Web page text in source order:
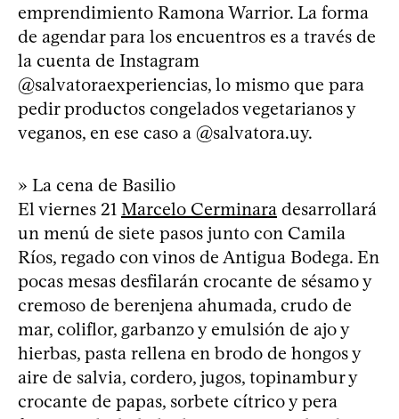
emprendimiento Ramona Warrior. La forma
de agendar para los encuentros es a través de
la cuenta de Instagram
@salvatoraexperiencias, lo mismo que para
pedir productos congelados vegetarianos y
veganos, en ese caso a @salvatora.uy.
» La cena de Basilio
El viernes 21 Marcelo Cerminara desarrollará
un menú de siete pasos junto con Camila
Ríos, regado con vinos de Antigua Bodega. En
pocas mesas desfilarán crocante de sésamo y
cremoso de berenjena ahumada, crudo de
mar, coliflor, garbanzo y emulsión de ajo y
hierbas, pasta rellena en brodo de hongos y
aire de salvia, cordero, jugos, topinambur y
crocante de papas, sorbete cítrico y pera